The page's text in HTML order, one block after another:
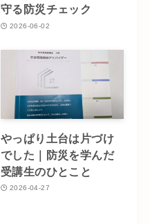
守る防災チェック
2026-06-02
やっぱり土台は片づけ
でした｜防災を学んだ
受講生のひとこと
2026-04-27